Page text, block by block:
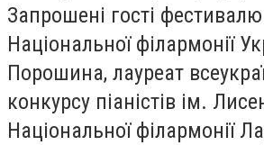
Запрошені гості фестивалю
Національної філармонії
Порошина, лауреат
конкурсу піаністів ім.
Національної філармонії